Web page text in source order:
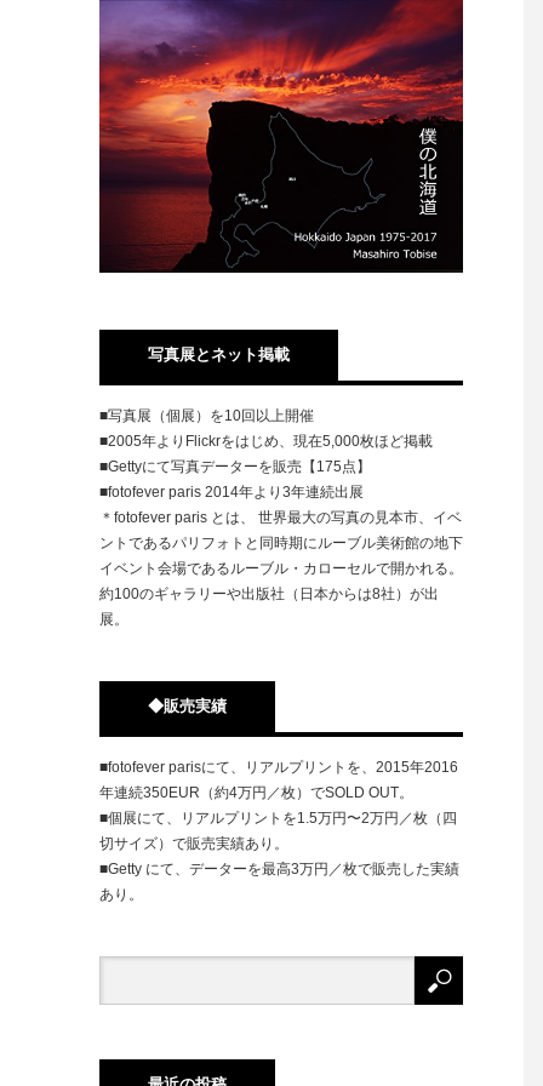
写真展とネット掲載
■写真展（個展）を10回以上開催
■2005年よりFlickrをはじめ、現在5,000枚ほど掲載
■Gettyにて写真データーを販売【175点】
■fotofever paris 2014年より3年連続出展
＊fotofever paris とは、 世界最大の写真の見本市、イベ
ントであるパリフォトと同時期にルーブル美術館の地下
イベント会場であるルーブル・カローセルで開かれる。
約100のギャラリーや出版社（日本からは8社）が出
展。
◆販売実績
■fotofever parisにて、リアルプリントを、2015年2016
年連続350EUR（約4万円／枚）でSOLD OUT。
■個展にて、リアルプリントを1.5万円〜2万円／枚（四
切サイズ）で販売実績あり。
■Getty にて、データーを最高3万円／枚で販売した実績
あり。